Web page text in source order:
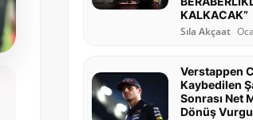
KALKACAK”
Sıla Akçaat
Verstappen
Kaybedilen
Sonrası Net
Dönüş